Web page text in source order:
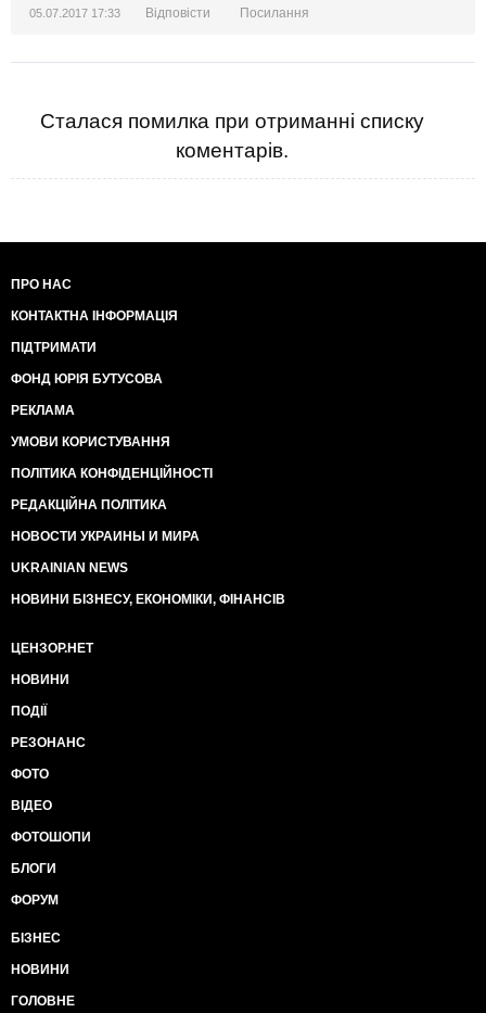
05.07.2017 17:33 Відповісти Посилання
Сталася помилка при отриманні списку
коментарів.
ПРО НАС
КОНТАКТНА ІНФОРМАЦІЯ
ПІДТРИМАТИ
ФОНД ЮРІЯ БУТУСОВА
РЕКЛАМА
УМОВИ КОРИСТУВАННЯ
ПОЛІТИКА КОНФІДЕНЦІЙНОСТІ
РЕДАКЦІЙНА ПОЛІТИКА
НОВОСТИ УКРАИНЫ И МИРА
UKRAINIAN NEWS
НОВИНИ БІЗНЕСУ, ЕКОНОМІКИ, ФІНАНСІВ
ЦЕНЗОР.НЕТ
НОВИНИ
ПОДІЇ
РЕЗОНАНС
ФОТО
ВІДЕО
ФОТОШОПИ
БЛОГИ
ФОРУМ
БІЗНЕС
НОВИНИ
ГОЛОВНЕ